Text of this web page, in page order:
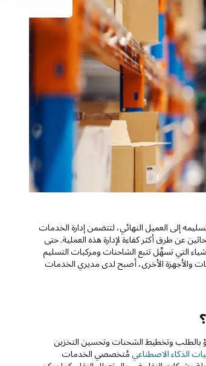
إلى العميل النهائي، لتتضمن إدارة الخدمات
عن طرق أكثر كفاءة لإدارة هذه العملية. حتى
التي تسهِّل تتبع الشاحنات ومركبات التسليم
والأجهزة الأخرى، أصبح لدى مديري الخدمات
بالطلب وتخطيط الشحنات وتحسين التخزين
الذكاء الاصطناعي مُتخصصي الخدمات